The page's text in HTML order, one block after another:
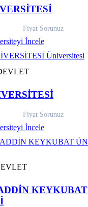
Fiyat Sorunuz
İncele
Fiyat Sorunuz
İncele
KEYKUBAT